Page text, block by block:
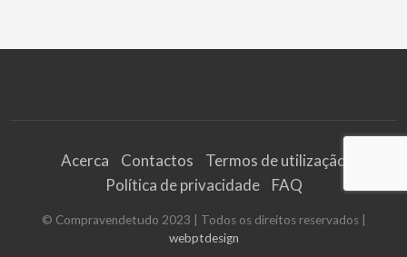
Acerca Contactos
Termos de utilização
Política de privacidade
FAQ
© Compravendetudo 2023 | Todos os direitos reservados |
webptdesign